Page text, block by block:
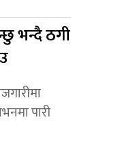
भन्दै ठगी
पारी